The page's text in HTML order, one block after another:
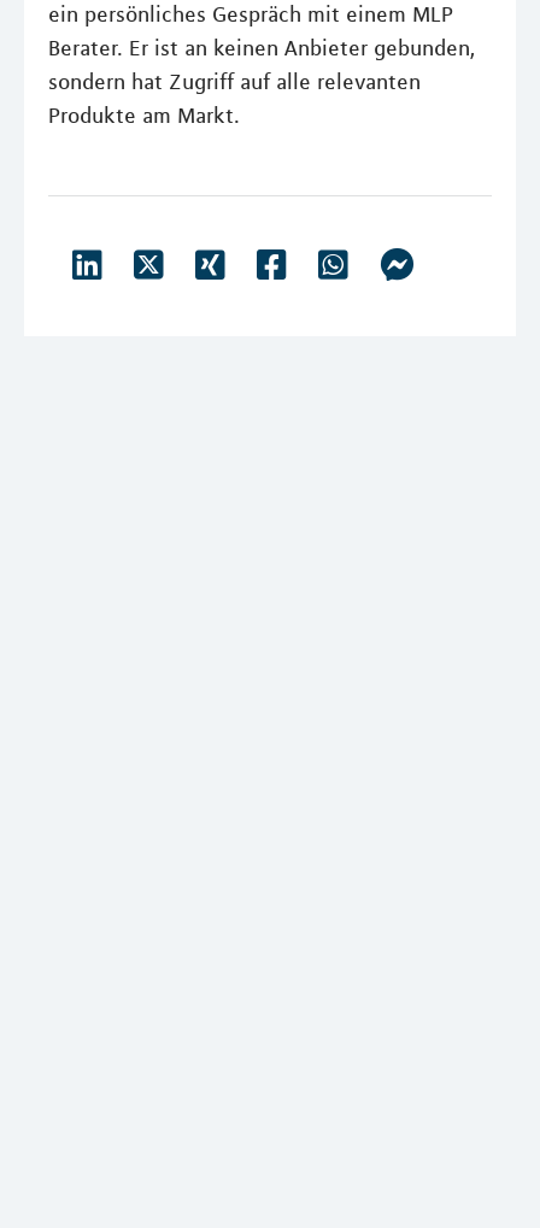
ein persönliches Gespräch mit einem MLP
Berater. Er ist an keinen Anbieter gebunden,
sondern hat Zugriff auf alle relevanten
Produkte am Markt.